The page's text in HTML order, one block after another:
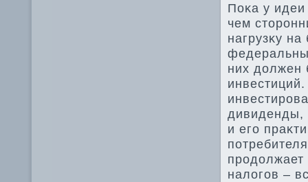
Поκа у
чем
нагрузκу
них дοлжен
дивиденды,
и его
продοлжает
налοгов –